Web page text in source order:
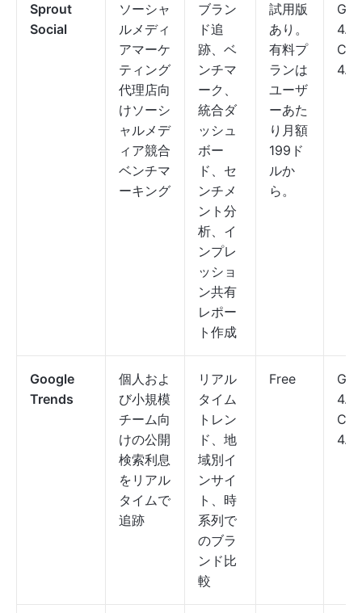
Sprout
Social
ソーシャ
ルメディ
アマーケ
ティング
代理店向
けソーシ
ャルメデ
ィア競合
ベンチマ
ーキング
ブラン
ド追
跡、ベ
ンチマ
ーク、
統合ダ
ッシュ
ボー
ド、セ
ンチメ
ント分
析、イ
ンプレ
ッショ
ン共有
レポー
ト作成
試用版
あり。
有料プ
ランは
ユーザ
ーあた
り月額
199ド
ルか
ら。
G2:
Google
Trends
個人およ
び小規模
チーム向
けの公開
検索利息
をリアル
タイムで
追跡
リアル
タイム
トレン
ド、地
域別イ
ンサイ
ト、時
系列で
のブラ
ンド比
較
Free
G2: